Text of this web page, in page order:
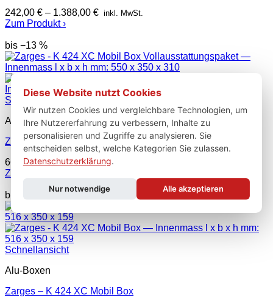
242,00 € – 1.388,00 € inkl. MwSt.
Zum Produkt ›
bis −13 %
Schnellansicht
Aluminium Boxen
Zarges – K 424 XC Mobil Box Vollausstattungspaket
668,00€–796,00€ inkl. MwSt.
Zum Produkt ›
bis −13 %
Schnellansicht
Alu-Boxen
Zarges – K 424 XC Mobil Box
Diese Website nutzt Cookies
Wir nutzen Cookies und vergleichbare Technologien, um
Ihre Nutzererfahrung zu verbessern, Inhalte zu
personalisieren und Zugriffe zu analysieren. Sie
entscheiden selbst, welche Kategorien Sie zulassen.
Datenschutzerklärung.
Nur notwendige Alle akzeptieren